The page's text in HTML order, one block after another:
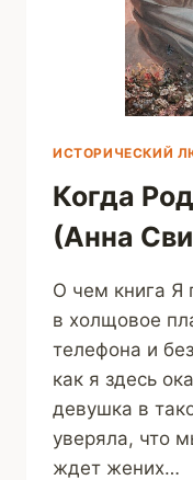
ИСТОРИЧЕСКИЙ
Когда
(Анна
О чем книга Я
в холщовое
телефона и
как я здесь
девушка в
уверяла, что
ждет жених…